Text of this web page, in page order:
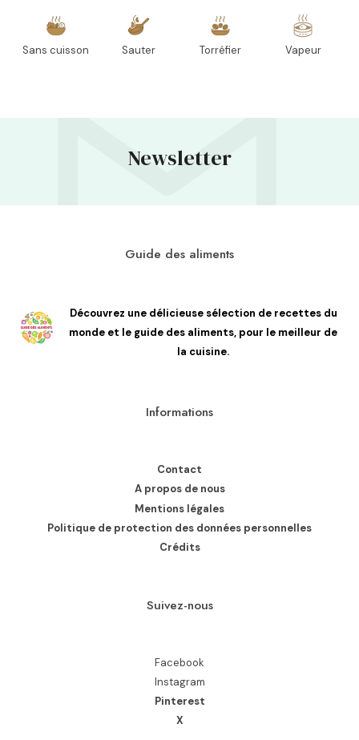
Sans cuisson Sauter Torréfier Vapeur
Newsletter
Guide des aliments
Découvrez une délicieuse sélection de recettes du
monde et le guide des aliments, pour le meilleur de
la cuisine.
Informations
Contact
A propos de nous
Mentions légales
Politique de protection des données personnelles
Crédits
Suivez-nous
Facebook
Instagram
Pinterest
X